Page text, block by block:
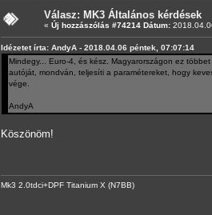
Válasz: MK3 Általános kérdések
« Új hozzászólás #74214 Dátum:
Idézetet írta: AndyA - 2018.04.06 péntek, 07:07:14
Mindegy... Euro-4, és kész. Magyarországon ez
autóját, mondván, teljesíti a paramétereket, hogy
vége.
AndyA
Köszönöm!
Mk3 2.0tdci+DPF Titanium X (N7BB)